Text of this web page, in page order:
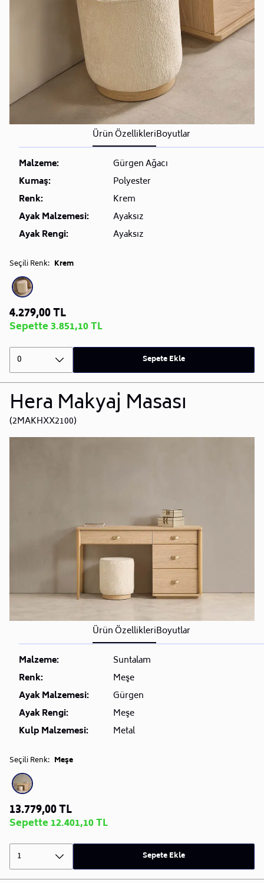
depolama maliyetlerindeki yükselişe göre tek taraflı
değişiklik yapma hakkını saklı tutar.
• İleri teslimat talep edilen ürünlerde 3 günden sonra
iptal ve iade hakkı yoktur.
• Bu talebinizi siparişinizden sonra müşteri
hizmetlerimiz (
0850 223 08 23)üzerinden bizlere
iletebilirsiniz.
Sorularınız içinSıkça Sorulan Sorular
bölümünü
ziyaret ediniz.
Ürün ÖzellikleriBoyutlar
Malzeme:
Gürgen Ağacı
Kumaş:
Polyester
Renk:
Krem
Ayak Malzemesi:
Ayaksız
Ayak Rengi:
Ayaksız
Seçili Renk: Krem
4.279,00 TL
Sepette 3.851,10 TL
0 Sepete Ekle
Hera Makyaj Masası
(2MAKHXX2100)
Ürün ÖzellikleriBoyutlar
Malzeme:
Suntalam
Renk:
Meşe
Ayak Malzemesi:
Gürgen
Ayak Rengi:
Meşe
Kulp Malzemesi:
Metal
Seçili Renk: Meşe
13.779,00 TL
Sepette 12.401,10 TL
1 Sepete Ekle